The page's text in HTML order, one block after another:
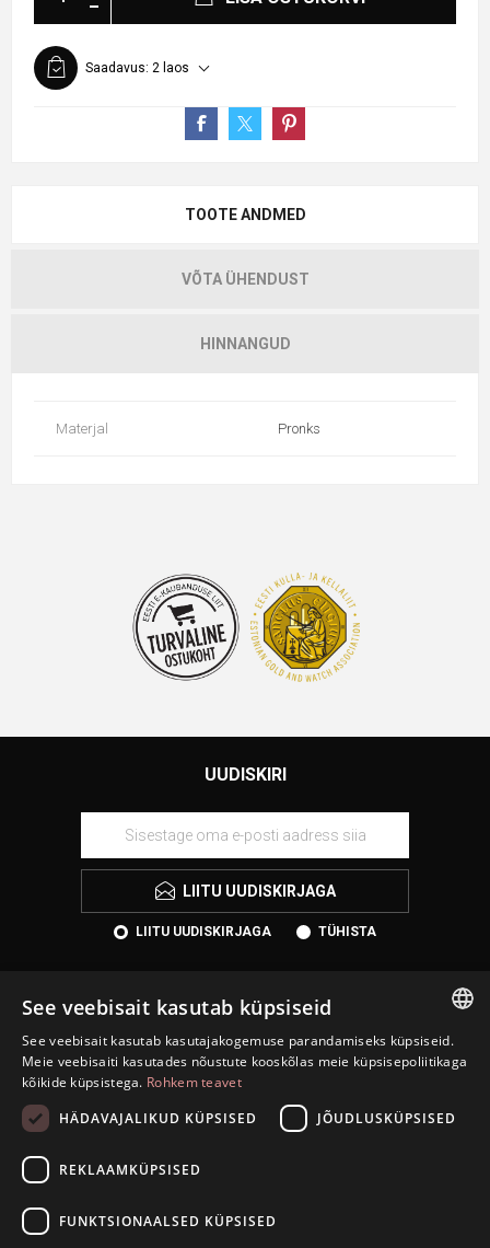
Saadavus: 2 laos
TOOTE ANDMED
VÕTA ÜHENDUST
HINNANGUD
Materjal Pronks
UUDISKIRI
LIITU UUDISKIRJAGA
LIITU UUDISKIRJAGA TÜHISTA
KONTAKT
INFORMATSIOON
INFO
ESTONIAN
See veebisait kasutab küpsiseid
See veebisait kasutab kasutajakogemuse parandamiseks küpsiseid.
Meie veebisaiti kasutades nõustute kooskõlas meie küpsisepoliitikaga
kõikide küpsistega. Rohkem teavet
HÄDAVAJALIKUD KÜPSISED
JÕUDLUSKÜPSISED
REKLAAMKÜPSISED
FUNKTSIONAALSED KÜPSISED